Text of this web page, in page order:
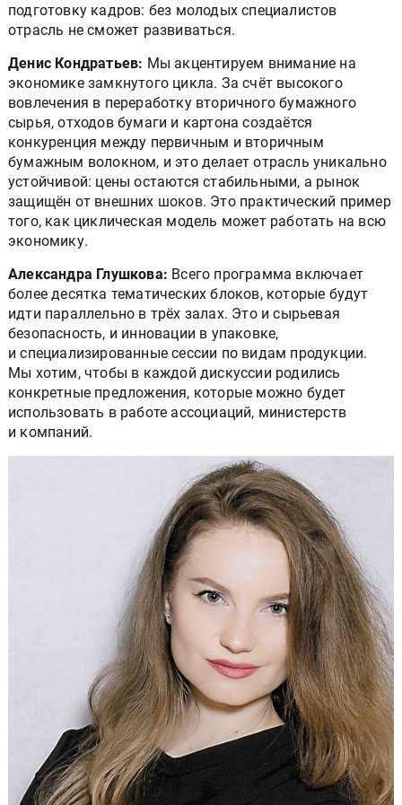
подготовку кадров: без молодых специалистов
отрасль не сможет развиваться.
Денис Кондратьев: Мы акцентируем внимание на
экономике замкнутого цикла. За счёт высокого
вовлечения в переработку вторичного бумажного
сырья, отходов бумаги и картона создаётся
конкуренция между первичным и вторичным
бумажным волокном, и это делает отрасль уникально
устойчивой: цены остаются стабильными, а рынок
защищён от внешних шоков. Это практический пример
того, как циклическая модель может работать на всю
экономику.
Александра Глушкова: Всего программа включает
более десятка тематических блоков, которые будут
идти параллельно в трёх залах. Это и сырьевая
безопасность, и инновации в упаковке,
и специализированные сессии по видам продукции.
Мы хотим, чтобы в каждой дискуссии родились
конкретные предложения, которые можно будет
использовать в работе ассоциаций, министерств
и компаний.